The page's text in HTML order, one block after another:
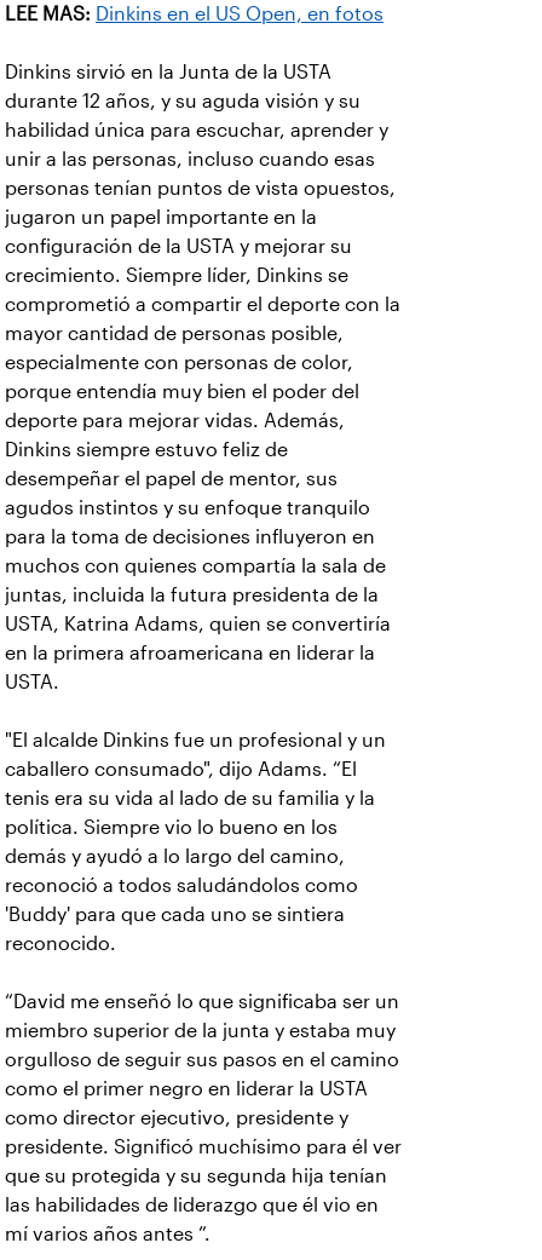
LEE MAS: Dinkins en el US Open, en fotos
Dinkins sirvió en la Junta de la USTA
durante 12 años, y su aguda visión y su
habilidad única para escuchar, aprender y
unir a las personas, incluso cuando esas
personas tenían puntos de vista opuestos,
jugaron un papel importante en la
configuración de la USTA y mejorar su
crecimiento. Siempre líder, Dinkins se
comprometió a compartir el deporte con la
mayor cantidad de personas posible,
especialmente con personas de color,
porque entendía muy bien el poder del
deporte para mejorar vidas. Además,
Dinkins siempre estuvo feliz de
desempeñar el papel de mentor, sus
agudos instintos y su enfoque tranquilo
para la toma de decisiones influyeron en
muchos con quienes compartía la sala de
juntas, incluida la futura presidenta de la
USTA, Katrina Adams, quien se convertiría
en la primera afroamericana en liderar la
USTA.
"El alcalde Dinkins fue un profesional y un
caballero consumado", dijo Adams. “El
tenis era su vida al lado de su familia y la
política. Siempre vio lo bueno en los
demás y ayudó a lo largo del camino,
reconoció a todos saludándolos como
'Buddy' para que cada uno se sintiera
reconocido.
“David me enseñó lo que significaba ser un
miembro superior de la junta y estaba muy
orgulloso de seguir sus pasos en el camino
como el primer negro en liderar la USTA
como director ejecutivo, presidente y
presidente. Significó muchísimo para él ver
que su protegida y su segunda hija tenían
las habilidades de liderazgo que él vio en
mí varios años antes ”.